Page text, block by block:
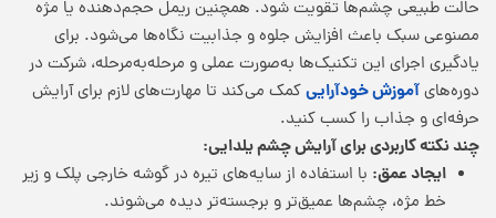
حالت طبیعی چشم‌ها تقویت شود. همچنین ریمل حجم‌دهنده یا مژه
مصنوعی سبک باعث افزایش جلوه و جذابیت نگاه‌ها می‌شود. برای
یادگیری اجرای این تکنیک‌ها به‌صورت عملی و مرحله‌به‌مرحله، شرکت در
دوره‌هایآموزش خودآراییکمک می‌کند تا مهارت‌های لازم برای آرایش
حرفه‌ای و جذاب را کسب کنید.
چند نکته کاربردی برای آرایش چشم یلدایی:
ایجاد عمق: با استفاده از سایه‌های تیره در گوشه خارجی پلک و زیر
خط مژه، چشم‌ها عمیق‌تر و برجسته‌تر دیده می‌شوند.